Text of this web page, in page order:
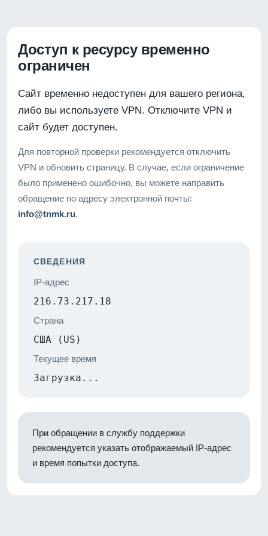
Доступ к ресурсу временно
ограничен
Сайт временно недоступен для вашего региона,
либо вы используете VPN. Отключите VPN и
сайт будет доступен.
Для повторной проверки рекомендуется отключить
VPN и обновить страницу. В случае, если ограничение
было применено ошибочно, вы можете направить
обращение по адресу электронной почты:
info@tnmk.ru.
СВЕДЕНИЯ
IP-адрес
216.73.217.18
Страна
США (US)
Текущее время
Загрузка...
При обращении в службу поддержки
рекомендуется указать отображаемый IP-адрес
и время попытки доступа.